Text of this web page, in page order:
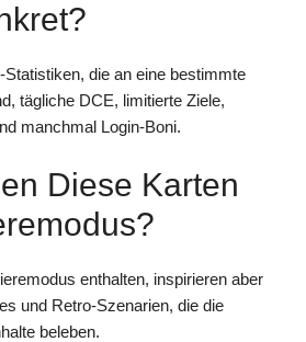
die an eine bestimmte
tägliche DCE, limitierte Ziele,
manchmal Login-Boni.
Diese Karten
enthalten, inspirieren aber
und Retro-Szenarien, die die
beleben.